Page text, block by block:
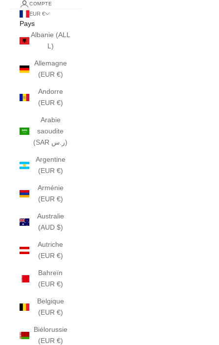
COMPTE
EUR €
Pays
Albanie (ALL
L)
Allemagne
(EUR €)
Andorre
(EUR €)
Arabie
saoudite
(SAR ر.س)
Argentine
(EUR €)
Arménie
(EUR €)
Australie
(AUD $)
Autriche
(EUR €)
Bahreïn
(EUR €)
Belgique
(EUR €)
Biélorussie
(EUR €)